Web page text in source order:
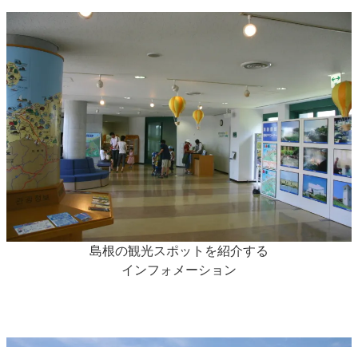
島根の観光スポットを紹介する
インフォメーション